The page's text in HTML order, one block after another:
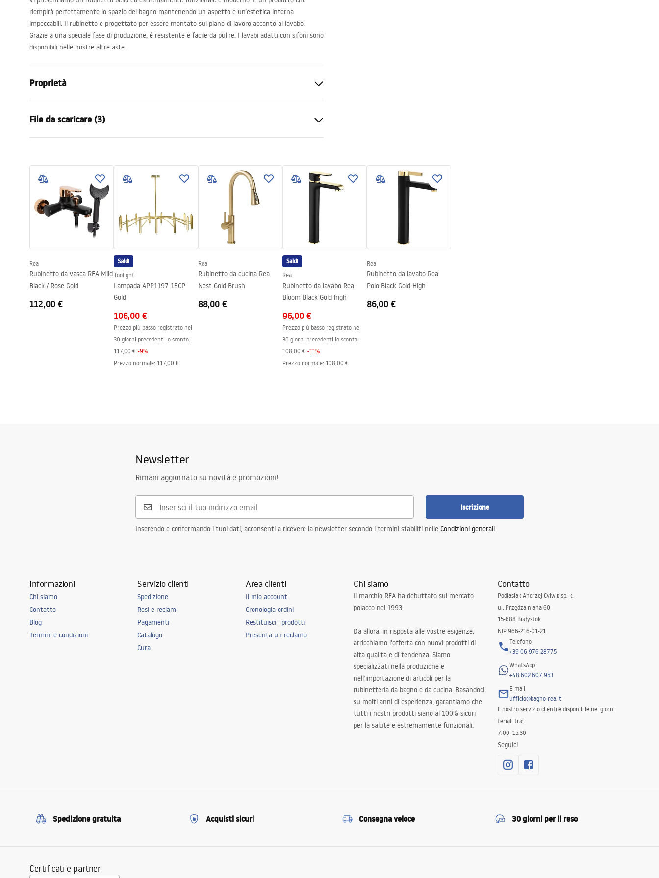
riempirà perfettamente lo spazio del bagno mantenendo un aspetto e un’estetica interna
impeccabili. Il rubinetto è progettato per essere montato sul piano di lavoro accanto al lavabo.
Grazie a una speciale fase di produzione, è resistente e facile da pulire. I lavabi adatti con sifoni sono
disponibili nelle nostre altre aste.
Proprietà
Metodo di installazione
Colore
Nero , Nero/Oro
Gamma beccuccio
Altezza
Tecnologia del rivestimento
PVD, Electroplating
Diametro di connessione
3/8 pollici
Garanzia
5 anni
File da scaricare (3)
Warranty_Terms_and_Conditions_
Informazioni sulla sicurezza
Safety_Information_Faucets.pdf
Rea
Rubinetto da vasca REA Mild
Black / Rose Gold
112,00 €
Saldi
Toolight
Lampada APP1197-15CP
Gold
106,00 €
Prezzo più basso registrato nei
30 giorni precedenti lo sconto:
117,00 € -9%
Prezzo normale: 117,00 €
Rea
Rubinetto da cucina Rea
Nest Gold Brush
88,00 €
Saldi
Rea
Rubinetto da lavabo Rea
Bloom Black Gold high
96,00 €
Prezzo più basso registrato nei
30 giorni precedenti lo sconto:
108,00 € -11%
Prezzo normale: 108,00 €
Rea
Rubinetto da lavabo Rea
Polo Black Gold High
86,00 €
Newsletter
Rimani aggiornato su novità e promozioni!
Iscrizione
Inserendo e confermando i tuoi dati, acconsenti a ricevere la newsletter secondo i termini stabiliti nelle Condizioni generali.
Informazioni
Chi siamo
Contatto
Blog
Termini e condizioni
Servizio clienti
Spedizione
Resi e reclami
Pagamenti
Catalogo
Cura
Area clienti
Il mio account
Cronologia ordini
Restituisci i prodotti
Presenta un reclamo
Chi siamo
Il marchio REA ha debuttato sul mercato
polacco nel 1993.
Da allora, in risposta alle vostre esigenze,
arricchiamo l’offerta con nuovi prodotti di
alta qualità e di tendenza. Siamo
specializzati nella produzione e
nell’importazione di articoli per la
rubinetteria da bagno e da cucina. Basandoci
su molti anni di esperienza, garantiamo che
tutti i nostri prodotti siano al 100% sicuri
per la salute e estremamente funzionali.
Contatto
Podlasiak Andrzej Cylwik sp. k.
ul. Przędzalniana 60
15-688 Białystok
NIP 966-216-01-21
Telefono
+39 06 976 28775
WhatsApp
+48 602 607 953
E-mail
ufficio@bagno-rea.it
Il nostro servizio clienti è disponibile nei giorni
feriali tra:
7:00–15:30
Seguici
Spedizione gratuita Acquisti sicuri Consegna veloce 30 giorni per il reso
Certificati e partner